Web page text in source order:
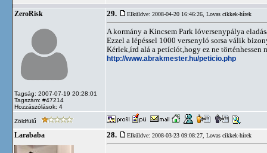
ZeroRisk
Tagság: 2007-07-19 20:28:01
Tagszám: #47214
Hozzászólások: 4
29. Elküldve: 2008-04-20 16:46:26, Lovas cikkek-hírek
A kormány a Kincsem Park lóversenypálya
Ezzel a lépéssel 1000 versenyló sorsa válik
Kérlek,írd alá a petíciót,hogy ez ne történhessen
http://www.abrakmester.hu/peticio.php
Zöldfülű
Larababa 28. Elküldve: 2008-03-23 09:08:27, Lovas cikkek-hírek